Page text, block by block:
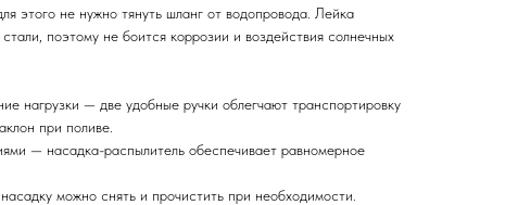
этого не нужно тянуть шланг от водопровода. Лейка
поэтому не боится коррозии и воздействия солнечных
нагрузки — две удобные ручки облегчают транспортировку
при поливе.
— насадка-распылитель обеспечивает равномерное
можно снять и прочистить при необходимости.